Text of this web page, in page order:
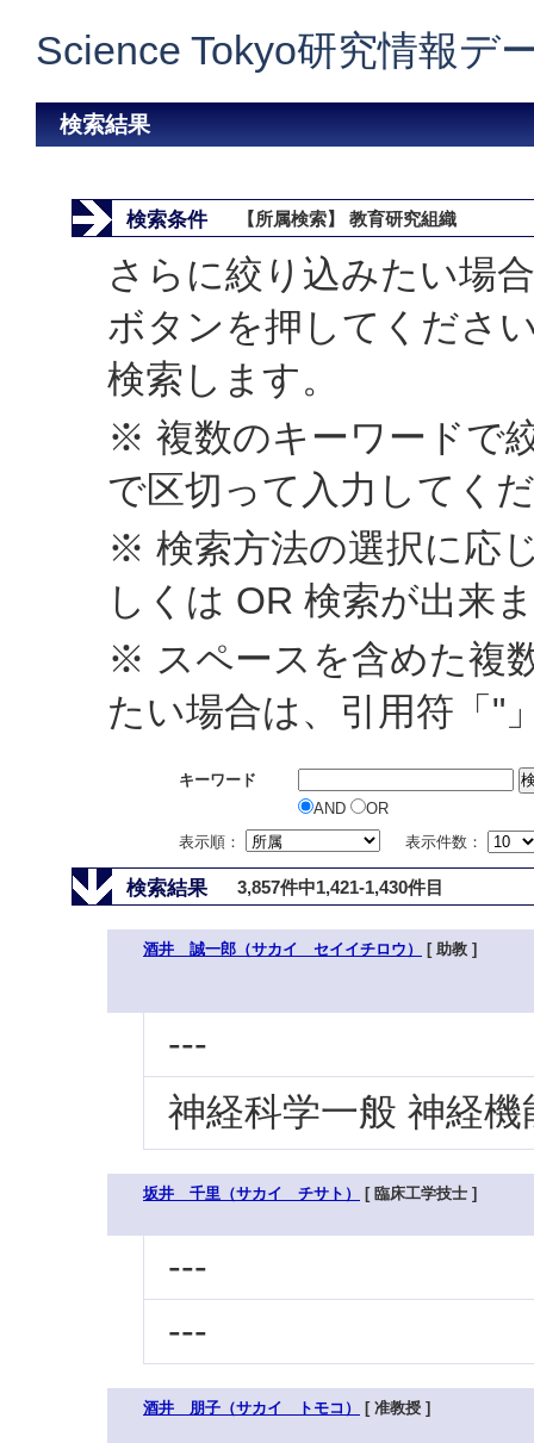
Science Tokyo研究情報デ
検索結果
検索条件 【所属検索】 教育研究組織
さらに絞り込みたい場
ボタンを押してくださ
検索します。
※ 複数のキーワードで
で区切って入力してく
※ 検索方法の選択に応
しくは OR 検索が出来
※ スペースを含めた複
たい場合は、引用符「"
キーワード
AND
OR
表示順：
表示件数：
検索結果 3,857件中1,421-1,430件目
酒井 誠一郎（サカイ セイイチロウ） [ 助教 ]
---
神経科学一般 神経機
坂井 千里（サカイ チサト） [ 臨床工学技士 ]
---
---
酒井 朋子（サカイ トモコ） [ 准教授 ]